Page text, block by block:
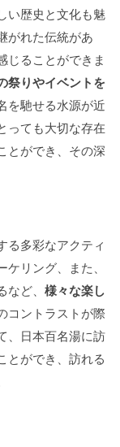
い歴史と文化も魅
がれた伝統があ
じることができま
祭りやイベントを
を馳せる水源が近
っても大切な存在
とができ、その深
る多彩なアクティ
リング、また、
ど、 様々な楽し
コントラストが際
、日本百名湯に訪
とができ、訪れる